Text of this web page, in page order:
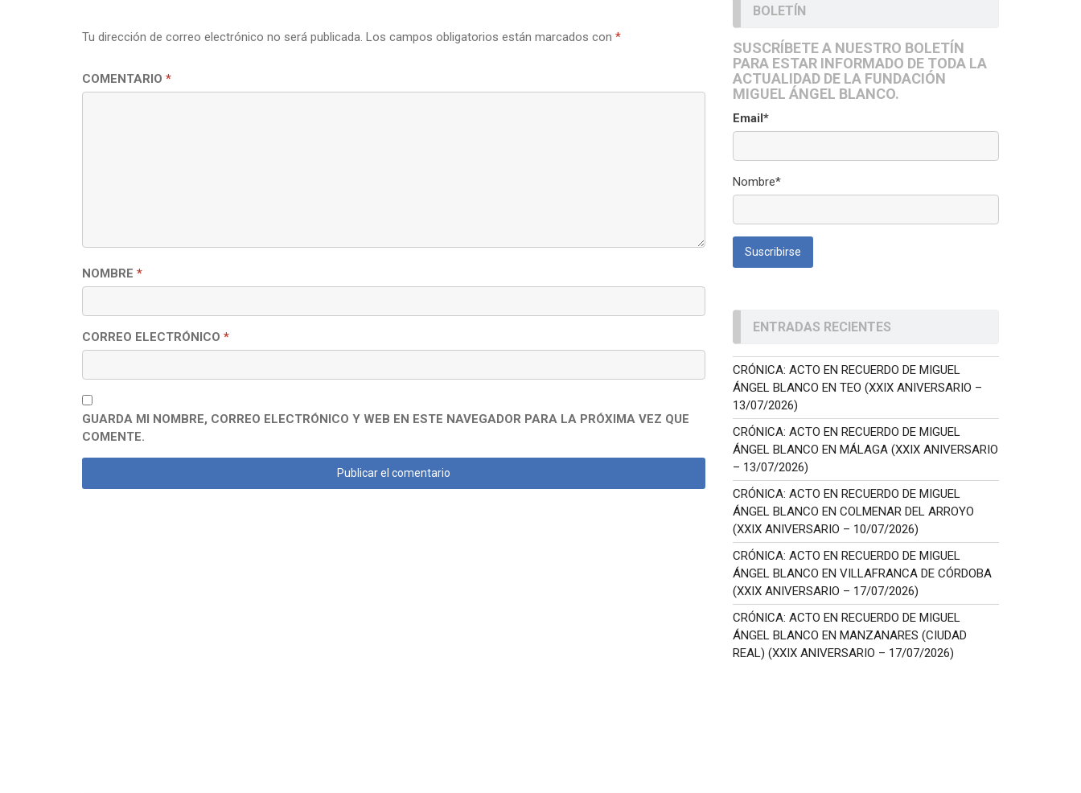
Tu dirección de correo electrónico no será publicada. Los campos obligatorios están marcados con *
COMENTARIO *
NOMBRE *
CORREO ELECTRÓNICO *
GUARDA MI NOMBRE, CORREO ELECTRÓNICO Y WEB EN ESTE NAVEGADOR PARA LA PRÓXIMA VEZ QUE
COMENTE.
BOLETÍN
SUSCRÍBETE A NUESTRO BOLETÍN
PARA ESTAR INFORMADO DE TODA LA
ACTUALIDAD DE LA FUNDACIÓN
MIGUEL ÁNGEL BLANCO.
Email*
Nombre*
ENTRADAS RECIENTES
CRÓNICA: ACTO EN RECUERDO DE MIGUEL
ÁNGEL BLANCO EN TEO (XXIX ANIVERSARIO –
13/07/2026)
CRÓNICA: ACTO EN RECUERDO DE MIGUEL
ÁNGEL BLANCO EN MÁLAGA (XXIX ANIVERSARIO
– 13/07/2026)
CRÓNICA: ACTO EN RECUERDO DE MIGUEL
ÁNGEL BLANCO EN COLMENAR DEL ARROYO
(XXIX ANIVERSARIO – 10/07/2026)
CRÓNICA: ACTO EN RECUERDO DE MIGUEL
ÁNGEL BLANCO EN VILLAFRANCA DE CÓRDOBA
(XXIX ANIVERSARIO – 17/07/2026)
CRÓNICA: ACTO EN RECUERDO DE MIGUEL
ÁNGEL BLANCO EN MANZANARES (CIUDAD
REAL) (XXIX ANIVERSARIO – 17/07/2026)